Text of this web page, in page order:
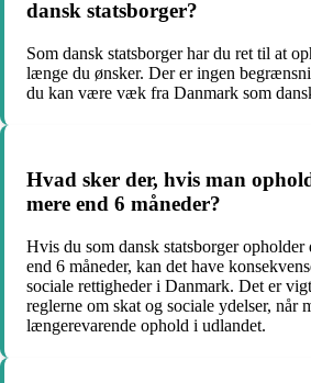
dansk statsborger?
Som dansk statsborger har du ret til at
længe du ønsker. Der er ingen
du kan være væk fra Danmark som
Hvad sker der, hvis man
mere end 6 måneder?
Hvis du som dansk statsborger
end 6 måneder, kan det have
sociale rettigheder i Danmark. Det er
reglerne om skat og sociale ydelser, når
længerevarende ophold i udlandet.